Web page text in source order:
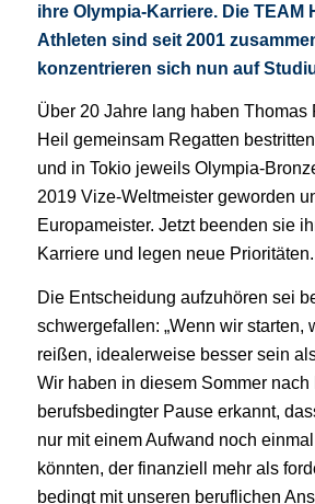
ihre Olympia-Karriere. Die TEAM
Athleten sind seit 2001
konzentrieren sich nun auf
Über 20 Jahre lang haben Thomas
Heil gemeinsam Regatten
und in Tokio jeweils Olympia-
2019 Vize-Weltmeister geworden
Europameister. Jetzt beenden sie
Karriere und legen neue Prioritäten.
Die Entscheidung aufzuhören sei
schwergefallen: „Wenn wir starten,
reißen, idealerweise besser sein
Wir haben in diesem Sommer nach
berufsbedingter Pause erkannt,
nur mit einem Aufwand noch
könnten, der finanziell mehr als
bedingt mit unseren beruflichen